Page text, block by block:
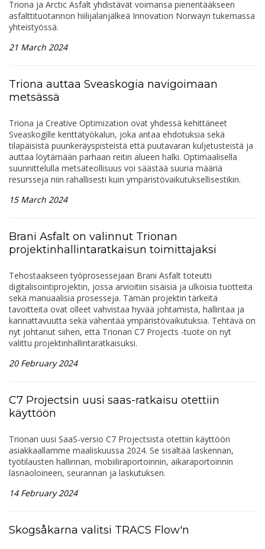
Triona ja Arctic Asfalt yhdistävät voimansa pienentääkseen
asfalttituotannon hiilijalanjälkeä Innovation Norwayn tukemassa
yhteistyössä.
21 March 2024
Triona auttaa Sveaskogia navigoimaan
metsässä
Triona ja Creative Optimization ovat yhdessä kehittäneet
Sveaskogille kenttätyökalun, joka antaa ehdotuksia sekä
tilapäisistä puunkeräyspisteistä että puutavaran kuljetusteistä ja
auttaa löytämään parhaan reitin alueen halki. Optimaalisella
suunnittelulla metsäteollisuus voi säästää suuria määriä
resursseja niin rahallisesti kuin ympäristövaikutuksellisestikin.
15 March 2024
Brani Asfalt on valinnut Trionan
projektinhallintaratkaisun toimittajaksi
Tehostaakseen työprosessejaan Brani Asfalt toteutti
digitalisointiprojektin, jossa arvioitiin sisäisiä ja ulkoisia tuotteita
sekä manuaalisia prosesseja. Tämän projektin tärkeitä
tavoitteita ovat olleet vahvistaa hyvää johtamista, hallintaa ja
kannattavuutta sekä vähentää ympäristövaikutuksia. Tehtävä on
nyt johtanut siihen, että Trionan C7 Projects -tuote on nyt
valittu projektinhallintaratkaisuksi.
20 February 2024
C7 Projectsin uusi saas-ratkaisu otettiin
käyttöön
Trionan uusi SaaS-versio C7 Projectsista otettiin käyttöön
asiakkaallamme maaliskuussa 2024. Se sisältää laskennan,
työtilausten hallinnan, mobiiliraportoinnin, aikaraportoinnin
läsnäoloineen, seurannan ja laskutuksen.
14 February 2024
Skogsåkarna valitsi TRACS Flow'n